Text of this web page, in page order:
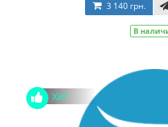
3 140 грн.
В
Хит